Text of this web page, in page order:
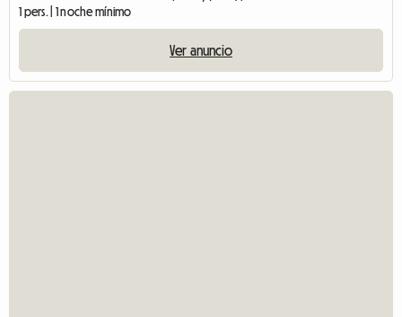
1 pers. | 1 noche mínimo
Ver anuncio